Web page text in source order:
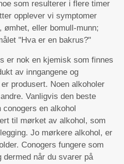
som resulterer i flere timer
opplever vi symptomer
ømhet, eller bomull-munn;
"Hva er en bakrus?"
er nok en kjemisk som finnes
av inngangene og
produsert. Noen alkoholer
Vanligvis den beste
conogers en alkohol
til mørket av alkohol, som
Jo mørkere alkohol, er
Conogers fungere som
når du svarer på